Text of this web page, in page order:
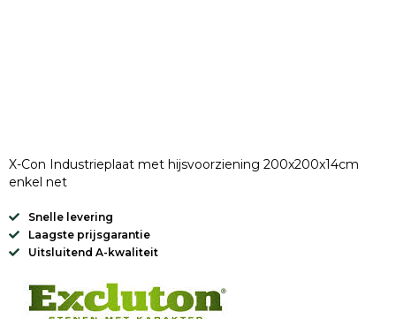
X-Con Industrieplaat met hijsvoorziening 200x200x14cm
enkel net
Snelle levering
Laagste prijsgarantie
Uitsluitend A-kwaliteit